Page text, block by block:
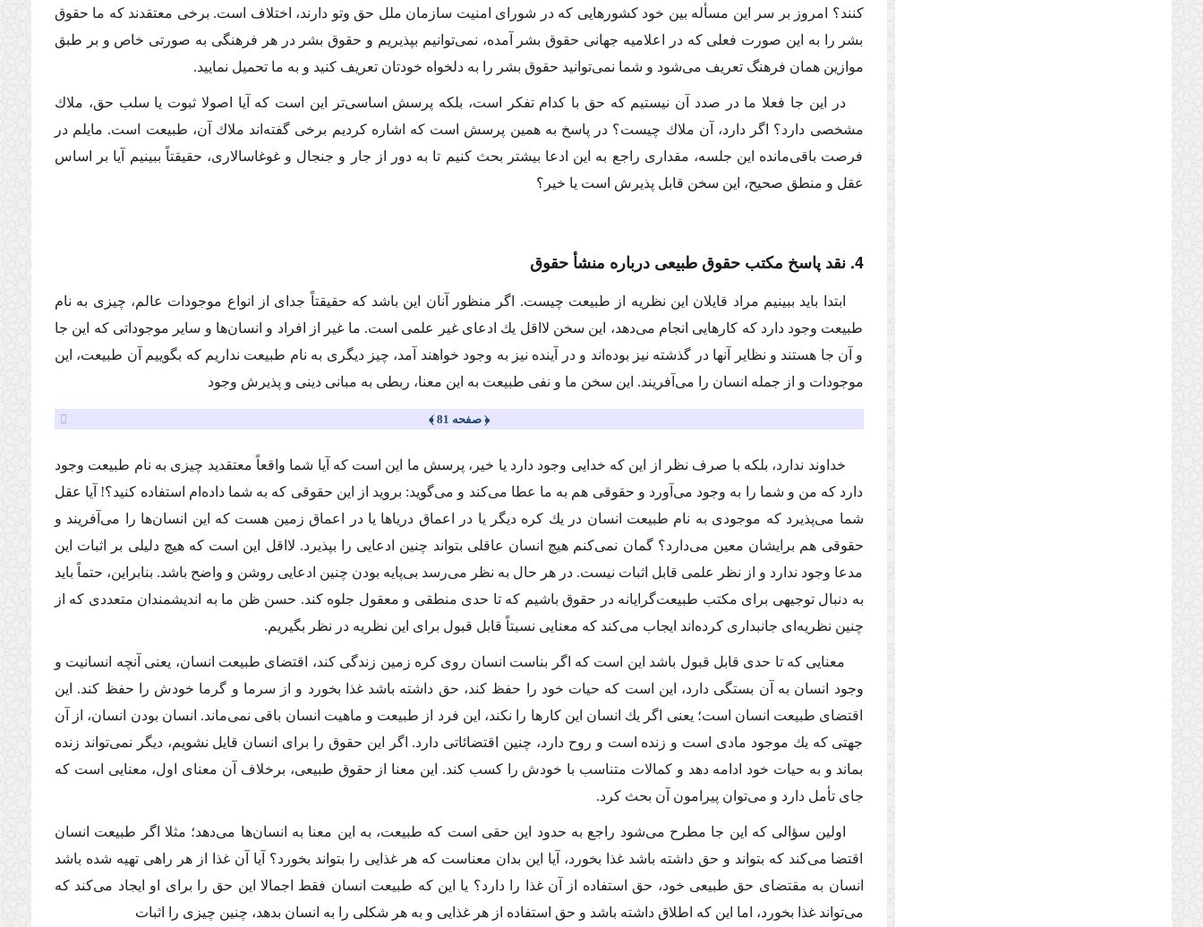
كنند؟ امروز بر سر این مسأله بین خود كشورهایى كه در شوراى امنیت سازمان ملل حق وتو دارند، اختلاف است. برخى معتقدند كه ما حقوق
بشر را به این صورت فعلى كه در اعلامیه جهانى حقوق بشر آمده، نمى‌توانیم بپذیریم و حقوق بشر در هر فرهنگى به صورتى خاص و بر طبق
موازین همان فرهنگ تعریف مى‌شود و شما نمى‌توانید حقوق بشر را به دلخواه خودتان تعریف كنید و به ما تحمیل نمایید.
در این جا فعلا ما در صدد آن نیستیم كه حق با كدام تفكر است، بلكه پرسش اساسى‌تر این است كه آیا اصولا ثبوت یا سلب حق، ملاك
مشخصى دارد؟ اگر دارد، آن ملاك چیست؟ در پاسخ به همین پرسش است كه اشاره كردیم برخى گفته‌اند ملاك آن، طبیعت است. مایلم در
فرصت باقى‌مانده این جلسه، مقدارى راجع به این ادعا بیشتر بحث كنیم تا به دور از جار و جنجال و غوغاسالارى، حقیقتاً ببینیم آیا بر اساس
عقل و منطق صحیح، این سخن قابل پذیرش است یا خیر؟
4. نقد پاسخ مكتب حقوق طبیعى درباره منشأ حقوق
ابتدا باید ببینیم مراد قایلان این نظریه از طبیعت چیست. اگر منظور آنان این باشد كه حقیقتاً جداى از انواع موجودات عالم، چیزى به نام
طبیعت وجود دارد كه كارهایى انجام مى‌دهد، این سخن لااقل یك ادعاى غیر علمى است. ما غیر از افراد و انسان‌ها و سایر موجوداتى كه این جا
و آن جا هستند و نظایر آنها در گذشته نیز بوده‌اند و در آینده نیز به وجود خواهند آمد، چیز دیگرى به نام طبیعت نداریم كه بگوییم آن طبیعت، این
موجودات و از جمله انسان را مى‌آفریند. این سخن ما و نفى طبیعت به این معنا، ربطى به مبانى دینى و پذیرش وجود
﴿ صفحه 81 ﴾
خداوند ندارد، بلكه با صرف نظر از این كه خدایى وجود دارد یا خیر، پرسش ما این است كه آیا شما واقعاً معتقدید چیزى به نام طبیعت وجود
دارد كه من و شما را به وجود مى‌آورد و حقوقى هم به ما عطا مى‌كند و مى‌گوید: بروید از این حقوقى كه به شما داده‌ام استفاده كنید؟! آیا عقل
شما مى‌پذیرد كه موجودى به نام طبیعت انسان در یك كره دیگر یا در اعماق دریاها یا در اعماق زمین هست كه این انسان‌ها را مى‌آفریند و
حقوقى هم برایشان معین مى‌دارد؟ گمان نمى‌كنم هیچ انسان عاقلى بتواند چنین ادعایى را بپذیرد. لااقل این است كه هیچ دلیلى بر اثبات این
مدعا وجود ندارد و از نظر علمى قابل اثبات نیست. در هر حال به نظر مى‌رسد بى‌پایه بودن چنین ادعایى روشن و واضح باشد. بنابراین، حتماً باید
به دنبال توجیهى براى مكتب طبیعت‌گرایانه در حقوق باشیم كه تا حدى منطقى و معقول جلوه كند. حسن ظن ما به اندیشمندان متعددى كه از
چنین نظریه‌اى جانبدارى كرده‌اند ایجاب مى‌كند كه معنایى نسبتاً قابل قبول براى این نظریه در نظر بگیریم.
معنایى كه تا حدى قابل قبول باشد این است كه اگر بناست انسان روى كره زمین زندگى كند، اقتضاى طبیعت انسان، یعنى آنچه انسانیت و
وجود انسان به آن بستگى دارد، این است كه حیات خود را حفظ كند، حق داشته باشد غذا بخورد و از سرما و گرما خودش را حفظ كند. این
اقتضاى طبیعت انسان است؛ یعنى اگر یك انسان این كارها را نكند، این فرد از طبیعت و ماهیت انسان باقى نمى‌ماند. انسان بودن انسان، از آن
جهتى كه یك موجود مادى است و زنده است و روح دارد، چنین اقتضائاتى دارد. اگر این حقوق را براى انسان قایل نشویم، دیگر نمى‌تواند زنده
بماند و به حیات خود ادامه دهد و كمالات متناسب با خودش را كسب كند. این معنا از حقوق طبیعى، برخلاف آن معناى اول، معنایى است كه
جاى تأمل دارد و مى‌توان پیرامون آن بحث كرد.
اولین سؤالى كه این جا مطرح مى‌شود راجع به حدود این حقى است كه طبیعت، به این معنا به انسان‌ها مى‌دهد؛ مثلا اگر طبیعت انسان
اقتضا مى‌كند كه بتواند و حق داشته باشد غذا بخورد، آیا این بدان معناست كه هر غذایى را بتواند بخورد؟ آیا آن غذا از هر راهى تهیه شده باشد
انسان به مقتضاى حق طبیعى خود، حق استفاده از آن غذا را دارد؟ یا این كه طبیعت انسان فقط اجمالا این حق را براى او ایجاد مى‌كند كه
مى‌تواند غذا بخورد، اما این كه اطلاق داشته باشد و حق استفاده از هر غذایى و به هر شكلى را به انسان بدهد، چنین چیزى را اثبات